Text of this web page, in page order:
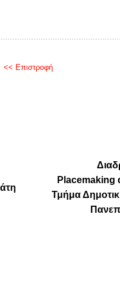
<< Επιστροφή
Placemaking
Τμήμα